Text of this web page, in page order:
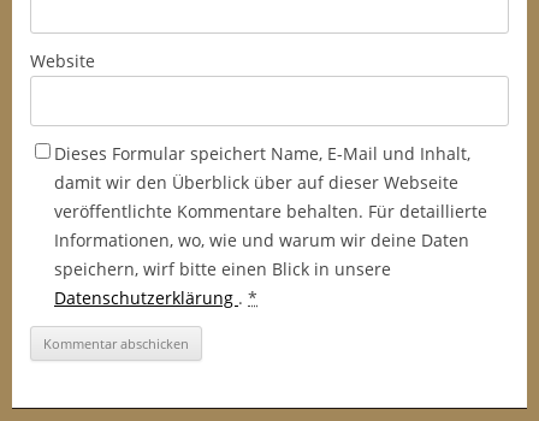
Website
Dieses Formular speichert Name, E-Mail und Inhalt,
damit wir den Überblick über auf dieser Webseite
veröffentlichte Kommentare behalten. Für detaillierte
Informationen, wo, wie und warum wir deine Daten
speichern, wirf bitte einen Blick in unsere
Datenschutzerklärung . *